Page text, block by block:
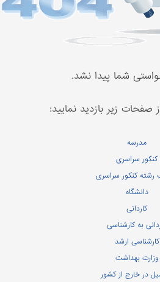
شما پیدا نشد.
صفحات زیر بازدید نمایید:
مدرسه
کنکور سراسری
رشته کنکور سراسری
دانشگاه
کاردانی
به کارشناسی
کارشناسی ارشد
وزارت بهداشت
در خارج از کشور